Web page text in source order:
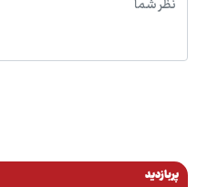
پربازدید